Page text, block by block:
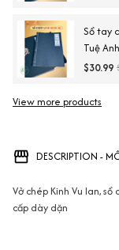
Sổ tay
Tuệ
(Tặng
$30.99
View more products
DESCRIPTION -
Vở chép Kinh Vu lan,
cấp dày dặn